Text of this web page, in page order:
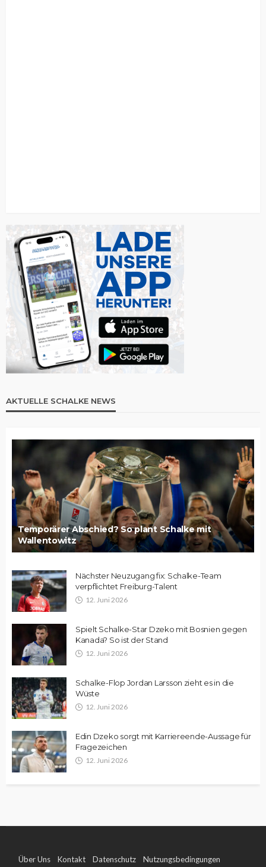
AKTUELLE SCHALKE NEWS
Temporärer Abschied? So plant Schalke mit
Wallentowitz
Nächster Neuzugang fix: Schalke-Team
verpflichtet Freiburg-Talent
12. Juni 2026
Spielt Schalke-Star Dzeko mit Bosnien gegen
Kanada? So ist der Stand
12. Juni 2026
Schalke-Flop Jordan Larsson zieht es in die
Wüste
12. Juni 2026
Edin Dzeko sorgt mit Karriereende-Aussage für
Fragezeichen
12. Juni 2026
Über Uns Kontakt Datenschutz Nutzungsbedingungen